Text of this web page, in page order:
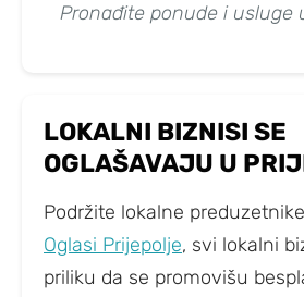
Pronađite ponude i usluge
LOKALNI BIZNISI SE
OGLAŠAVAJU U
Podržite lokalne
Oglasi Prijepolje, svi lokalni
priliku da se promovišu